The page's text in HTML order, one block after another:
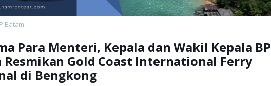
Batam
Para Menteri, Kepala dan Wakil Kepala BP
Resmikan Gold Coast International Ferry
di Bengkong